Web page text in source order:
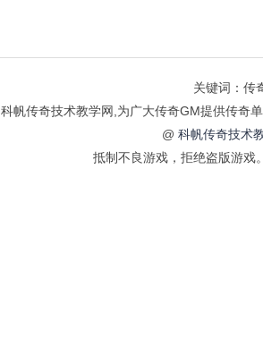
关键词：传
科帆传奇技术教学网,为广大传奇GM提供传奇
@ 科帆传奇技术
抵制不良游戏，拒绝盗版游戏